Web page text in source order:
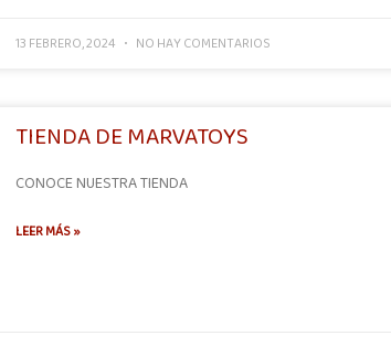
13 FEBRERO, 2024 NO HAY COMENTARIOS
TIENDA DE MARVATOYS
CONOCE NUESTRA TIENDA
LEER MÁS »